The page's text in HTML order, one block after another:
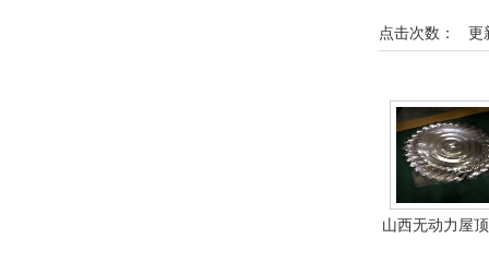
点击次数： 更
山西无动力屋